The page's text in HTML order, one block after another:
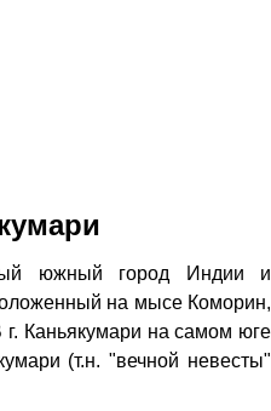
южный город Индии и
на мысе Коморин,
Каньякумари на самом юге
(т.н. "вечной невесты"